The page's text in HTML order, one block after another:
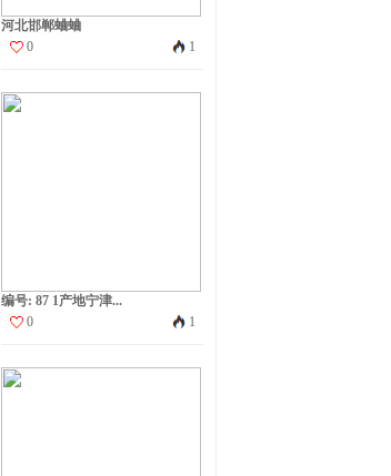
河北邯郸蛐蛐
0
1
编号: 87 1产地宁津...
0
1